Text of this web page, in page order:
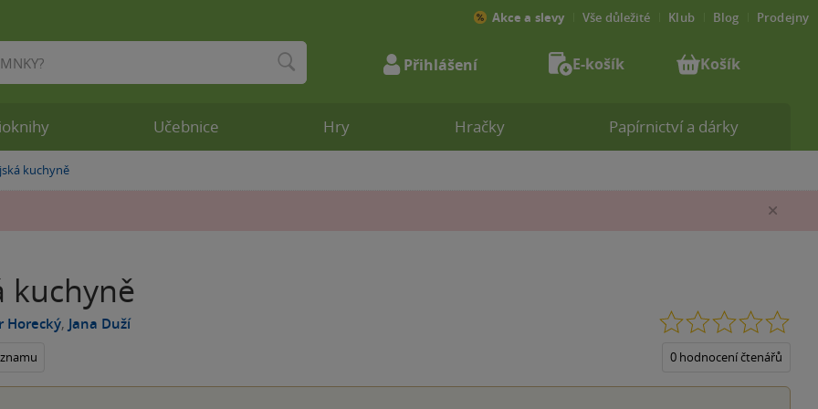
kuchyně
kuchyně
Horecký, Jana Duží
0 hodnocení čtenářů
Učebnice Hry Hračky Papírnictví a dárky
Akce a slevy Vše důležité Klub Blog Prodejny
Přihlášení E-košík Košík